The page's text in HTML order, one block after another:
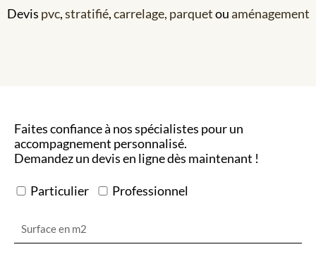
Devis pvc,stratifié,carrelage, parquetouaménagement
Faites confiance à nos spécialistes pour un
accompagnement personnalisé.
Demandez un devis en ligne dès maintenant !
Particulier Professionnel